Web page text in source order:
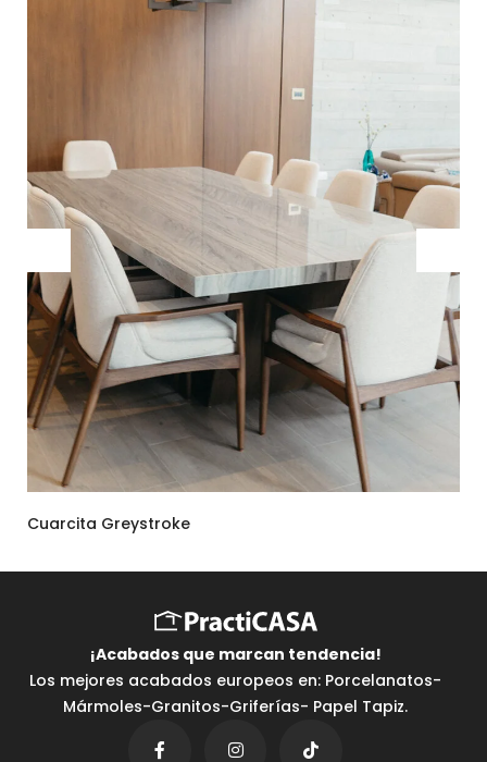
Cuarcita Greystroke
¡Acabados que marcan tendencia⁣!
Los mejores acabados europeos en: Porcelanatos-
Mármoles-Granitos-Griferías- Papel Tapiz.